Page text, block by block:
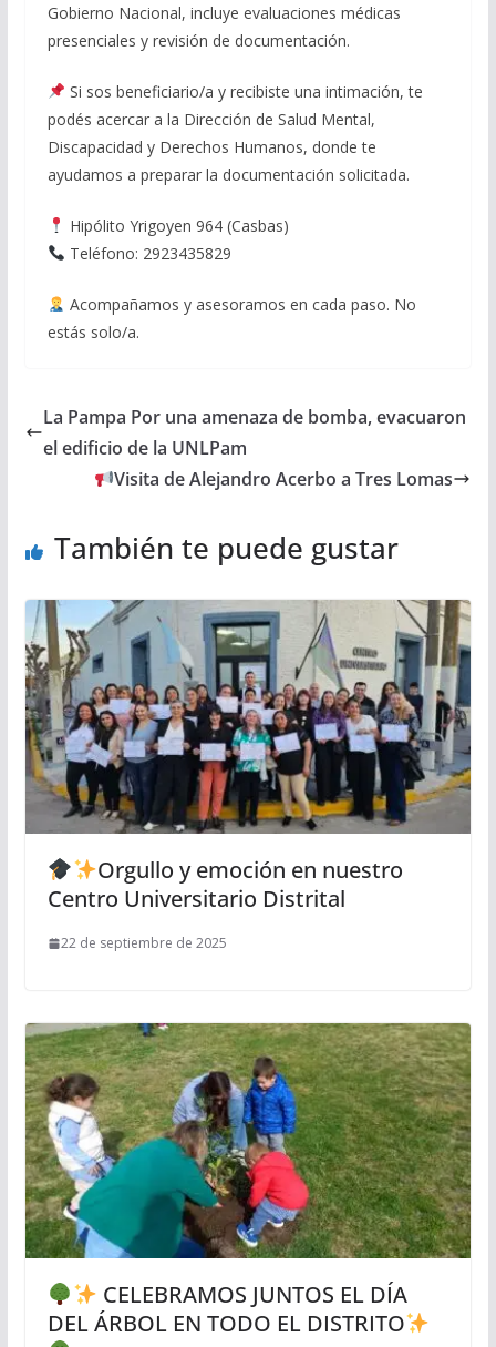
Gobierno Nacional, incluye evaluaciones médicas
presenciales y revisión de documentación.
Si sos beneficiario/a y recibiste una intimación, te
podés acercar a la Dirección de Salud Mental,
Discapacidad y Derechos Humanos, donde te
ayudamos a preparar la documentación solicitada.
Hipólito Yrigoyen 964 (Casbas)
Teléfono: 2923435829
Acompañamos y asesoramos en cada paso. No
estás solo/a.
La Pampa Por una amenaza de bomba, evacuaron
el edificio de la UNLPam
Visita de Alejandro Acerbo a Tres Lomas
También te puede gustar
Orgullo y emoción en nuestro
Centro Universitario Distrital
22 de septiembre de 2025
CELEBRAMOS JUNTOS EL DÍA
DEL ÁRBOL EN TODO EL DISTRITO